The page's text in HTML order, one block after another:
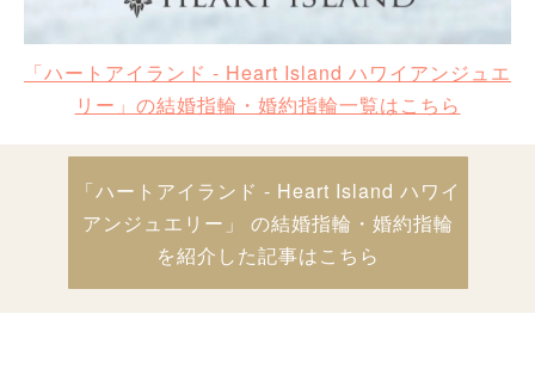
「ハートアイランド - Heart Island ハワイアンジュエ
リー」の結婚指輪・婚約指輪一覧はこちら
「ハートアイランド - Heart Island ハワイ
アンジュエリー」 の結婚指輪・婚約指輪
を紹介した記事はこちら